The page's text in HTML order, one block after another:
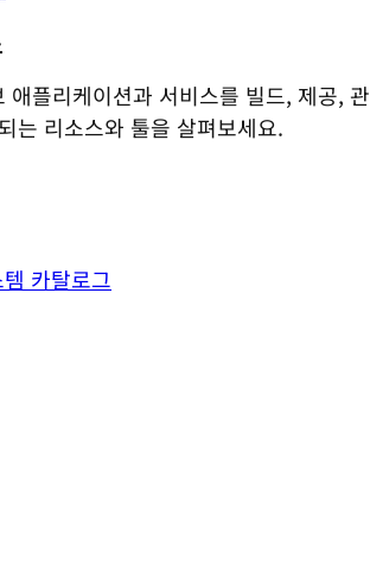
애플리케이션과 서비스를 빌드, 제공, 관
는 리소스와 툴을 살펴보세요.
카탈로그